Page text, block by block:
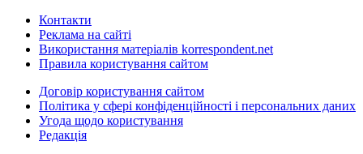
Контакти
Реклама на сайті
Використання матеріалів korrespondent.net
Правила користування сайтом
Договір користування сайтом
Політика у сфері конфіденційності і персональних даних
Угода щодо користування
Редакція